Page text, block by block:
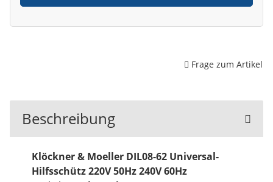
Frage zum Artikel
Beschreibung
Klöckner & Moeller DIL08-62 Universal-
Hilfsschütz220V 50Hz 240V 60Hz